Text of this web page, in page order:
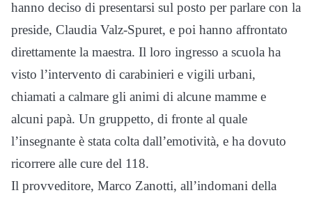
hanno deciso di presentarsi sul posto per parlare con la
preside, Claudia Valz-Spuret, e poi hanno affrontato
direttamente la maestra. Il loro ingresso a scuola ha
visto l’intervento di carabinieri e vigili urbani,
chiamati a calmare gli animi di alcune mamme e
alcuni papà. Un gruppetto, di fronte al quale
l’insegnante è stata colta dall’emotività, e ha dovuto
ricorrere alle cure del 118.
Il provveditore, Marco Zanotti, all’indomani della